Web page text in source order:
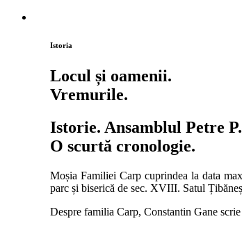
Istoria
Locul și oamenii.
Vremurile.
Istorie. Ansamblul Petre
O scurtă cronologie.
Moșia Familiei Carp cuprindea la data
parc și biserică de sec. XVIII. Satul
Despre familia Carp, Constantin Gane